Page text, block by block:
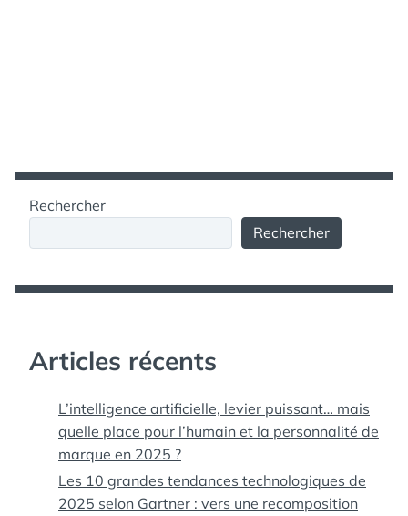
Rechercher
Rechercher
Articles récents
L’intelligence artificielle, levier puissant… mais
quelle place pour l’humain et la personnalité de
marque en 2025 ?
Les 10 grandes tendances technologiques de
2025 selon Gartner : vers une recomposition